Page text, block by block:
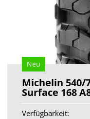
Neu
Michelin 540/
Surface 168
Verfügbarkeit: